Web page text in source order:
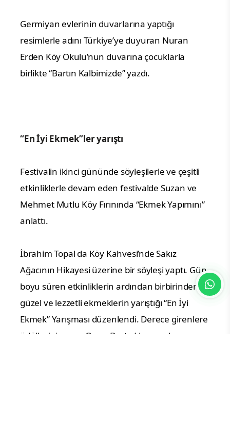
Germiyan evlerinin duvarlarına yaptığı
resimlerle adını Türkiye’ye duyuran Nuran
Erden Köy Okulu’nun duvarına çocuklarla
birlikte “Bartın Kalbimizde” yazdı.
“En İyi Ekmek”ler yarıştı
Festivalin ikinci gününde söyleşilerle ve çeşitli
etkinliklerle devam eden festivalde Suzan ve
Mehmet Mutlu Köy Fırınında “Ekmek Yapımını”
anlattı.
İbrahim Topal da Köy Kahvesi’nde Sakız
Ağacının Hikayesi üzerine bir söyleşi yaptı. Gün
boyu süren etkinliklerin ardından birbirinden
güzel ve lezzetli ekmeklerin yarıştığı “En İyi
Ekmek” Yarışması düzenlendi. Derece girenlere
ödüllerini veren Oran, Bartın’da meydana